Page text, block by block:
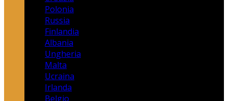
Polonia
Russia
Finlandia
Albania
Ungheria
Malta
Ucraina
Irlanda
Belgio